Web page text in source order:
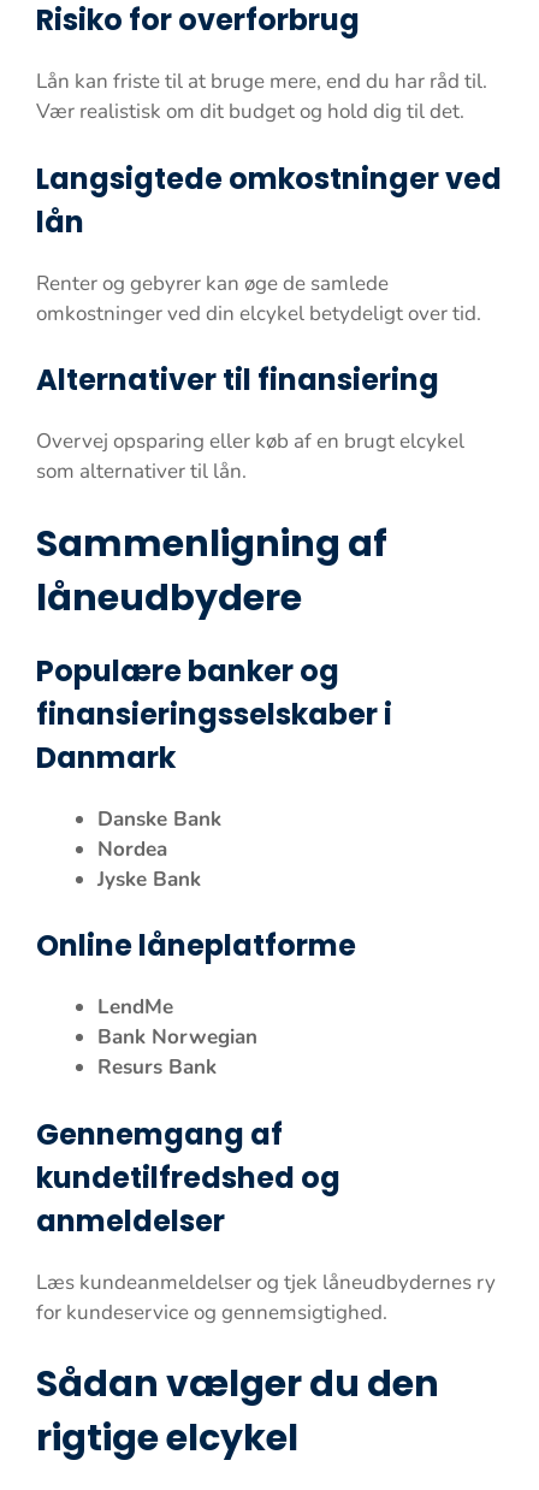
Risiko for overforbrug
Lån kan friste til at bruge mere, end du har råd til.
Vær realistisk om dit budget og hold dig til det.
Langsigtede omkostninger ved
lån
Renter og gebyrer kan øge de samlede
omkostninger ved din elcykel betydeligt over tid.
Alternativer til finansiering
Overvej opsparing eller køb af en brugt elcykel
som alternativer til lån.
Sammenligning af
låneudbydere
Populære banker og
finansieringsselskaber i
Danmark
Danske Bank
Nordea
Jyske Bank
Online låneplatforme
LendMe
Bank Norwegian
Resurs Bank
Gennemgang af
kundetilfredshed og
anmeldelser
Læs kundeanmeldelser og tjek låneudbydernes ry
for kundeservice og gennemsigtighed.
Sådan vælger du den
rigtige elcykel